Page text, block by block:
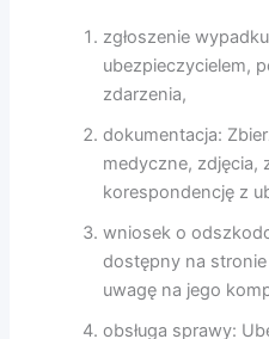
zgłoszenie
ubezpieczycielem,
zdarzenia,
dokumentacja:
medyczne, zdjęcia,
korespondencję z
wniosek o
dostępny na
uwagę na jego
obsługa sprawy: